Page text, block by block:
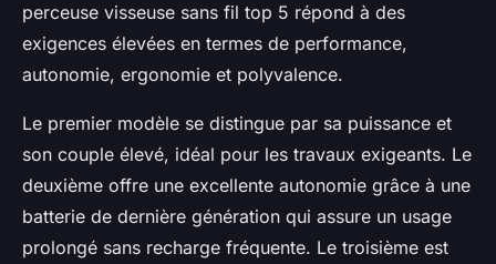
perceuse visseuse sans fil top 5 répond à des
exigences élevées en termes de performance,
autonomie, ergonomie et polyvalence.
Le premier modèle se distingue par sa puissance et
son couple élevé, idéal pour les travaux exigeants. Le
deuxième offre une excellente autonomie grâce à une
batterie de dernière génération qui assure un usage
prolongé sans recharge fréquente. Le troisième est